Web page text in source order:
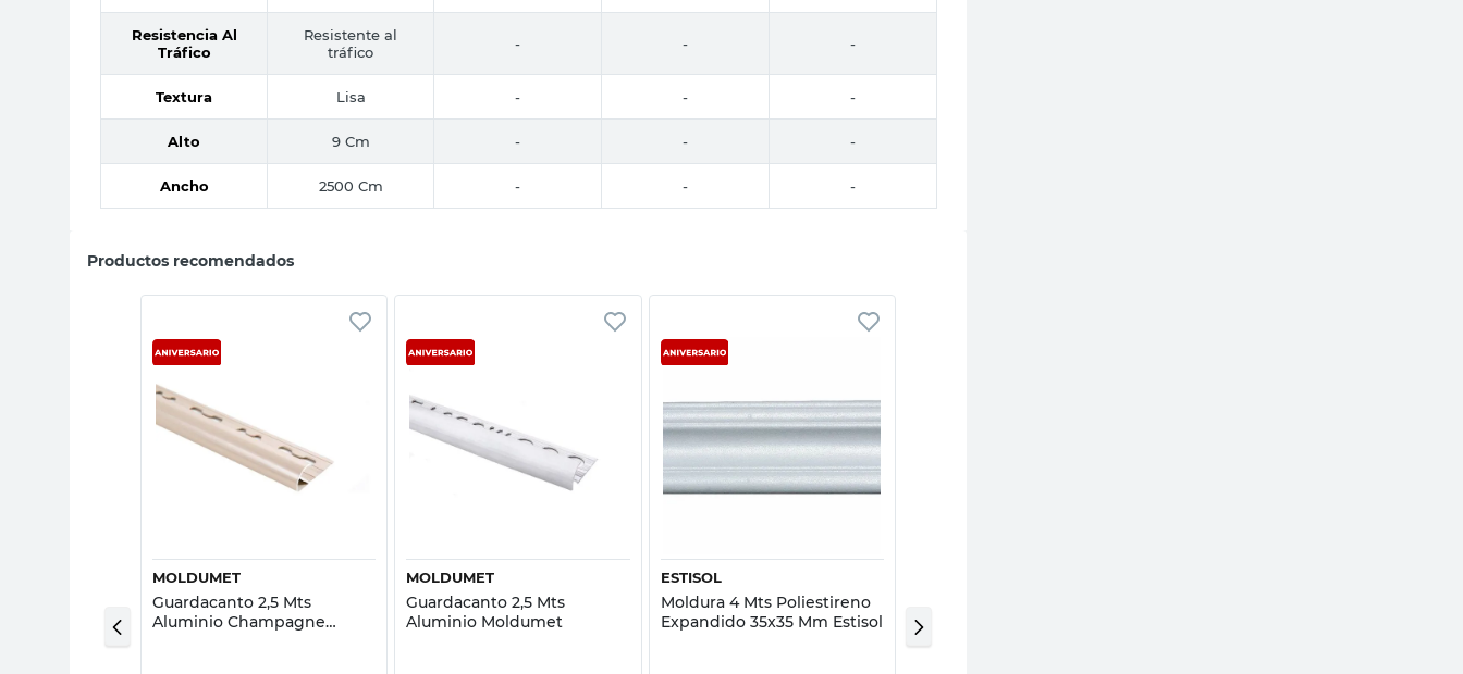
Resistencia Al
Tráfico
Resistente al
tráfico
- - -
Textura Lisa - - -
Alto 9 Cm - - -
Ancho 2500 Cm - - -
Productos recomendados
Vista rápida
MOLDUMET
Guardacanto 2,5 Mts
Aluminio Champagne
Vista rápida
MOLDUMET
Guardacanto 2,5 Mts
Aluminio Moldumet
Vista rápida
ESTISOL
Moldura 4 Mts Poliestireno
Expandido 35x35 Mm Estisol
Aluminio Beige Moldumet